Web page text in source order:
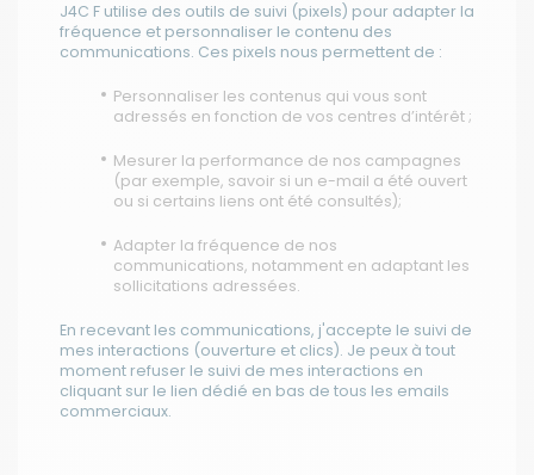
J4C F utilise des outils de suivi (pixels) pour adapter la
fréquence et personnaliser le contenu des
communications. Ces pixels nous permettent de :
Personnaliser les contenus qui vous sont
adressés en fonction de vos centres d’intérêt ;
Mesurer la performance de nos campagnes
(par exemple, savoir si un e-mail a été ouvert
ou si certains liens ont été consultés);
Adapter la fréquence de nos
communications, notamment en adaptant les
sollicitations adressées.
En recevant les communications, j'accepte le suivi de
mes interactions (ouverture et clics). Je peux à tout
moment refuser le suivi de mes interactions en
cliquant sur le lien dédié en bas de tous les emails
commerciaux.